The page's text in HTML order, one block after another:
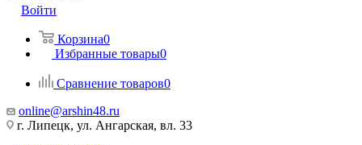
Войти
Корзина0
Избранные товары0
Сравнение товаров0
online@arshin48.ru
г. Липецк, ул. Ангарская, вл. 33